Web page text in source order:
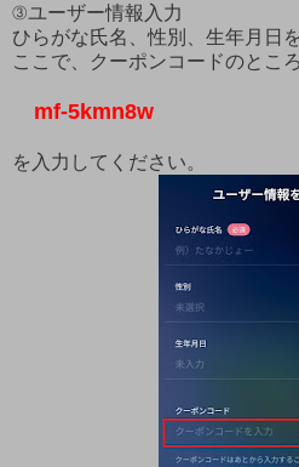
③ユーザー情報入力
ひらがな氏名、性別、生年月日
ここで、クーポンコードのとこ
mf-5kmn8w
を入力してください。